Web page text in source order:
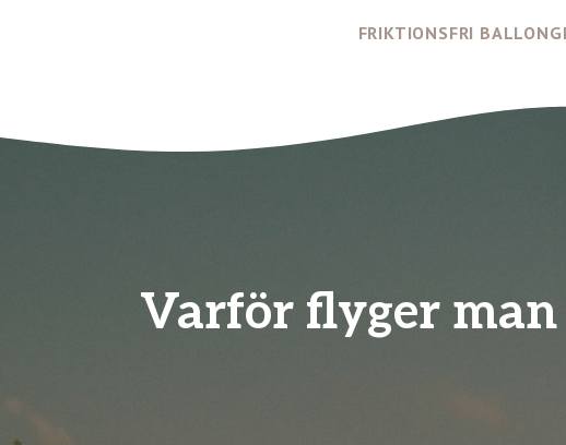
FRIKTIONSFRI
Varför flyger